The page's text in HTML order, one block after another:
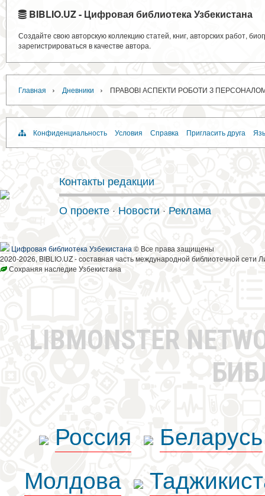
BIBLIO.UZ - Цифровая библиотека Узбекистана
Создайте свою авторскую коллекцию статей, книг, авторских работ,
зарегистрироваться в качестве автора.
Главная › Дневники › ПРАВОВІ АСПЕКТИ РОБОТИ З
Конфиденциальность Условия Справка Пригласить друга
Контакты редакции
О проекте · Новости · Реклама
Цифровая библиотека Узбекистана © Все права защищены
2020-2026, BIBLIO.UZ - составная часть международной библиотечной сети
Сохраняя наследие Узбекистана
LIBMONSTER
Россия
Беларусь
Молдова